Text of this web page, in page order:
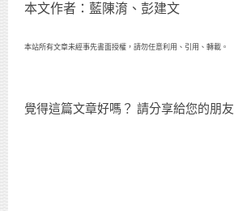
本文作者：藍陳淯、彭建文
本站所有文章未經事先書面授權，請勿任意利用、引用、轉載。
覺得這篇文章好嗎？ 請分享給您的朋友